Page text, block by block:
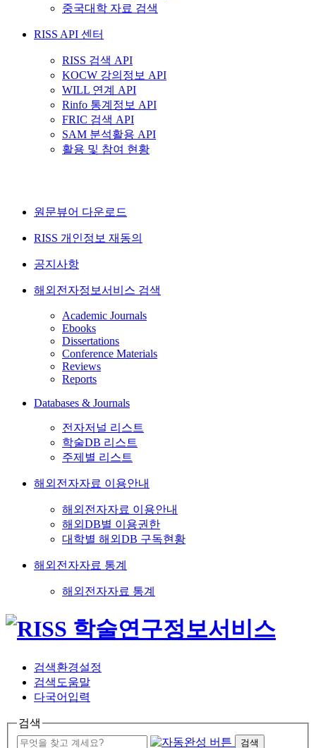
중국대학 자료 검색
RISS API 센터
RISS 검색 API
KOCW 강의정보 API
WILL 연계 API
Rinfo 통계정보 API
FRIC 검색 API
SAM 분석활용 API
활용 및 참여 현황
원문뷰어 다운로드
RISS 개인정보 재동의
공지사항
해외전자정보서비스 검색
Academic Journals
Ebooks
Dissertations
Conference Materials
Reviews
Reports
Databases & Journals
전자저널 리스트
학술DB 리스트
주제별 리스트
해외전자자료 이용안내
해외전자자료 이용안내
해외DB별 이용권한
대학별 해외DB 구독현황
해외전자자료 통계
해외전자자료 통계
검색환경설정
검색도움말
다국어입력
검색
검색